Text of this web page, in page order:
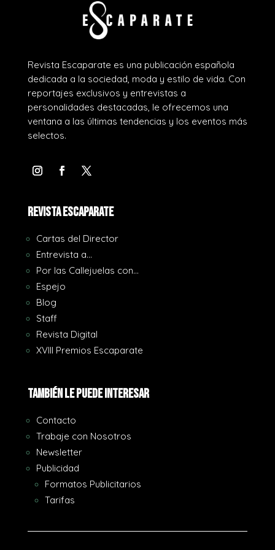
Revista Escaparate es una publicación española
dedicada a la sociedad, moda y estilo de vida. Con
reportajes exclusivos y entrevistas a
personalidades destacadas, le ofrecemos una
ventana a las últimas tendencias y los eventos más
selectos.
REVISTA ESCAPARATE
Cartas del Director
Entrevista a…
Por las Callejuelas con…
Espejo
Blog
Staff
Revista Digital
XVIII Premios Escaparate
También le puede interesar
Contacto
Trabaje con Nosotros
Newsletter
Publicidad
Formatos Publicitarios
Tarifas